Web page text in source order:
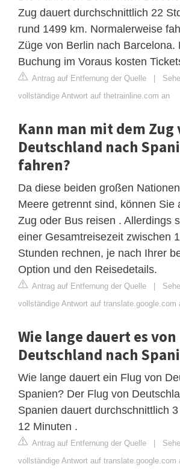
Zug dauert durchschnittlich 22
rund 1499 km. Normalerweise
Züge von Berlin nach Barcelona.
Buchung im Voraus kosten
Antrag auf Entfernung der Quelle |
vollständige Antwort auf thetrainline.com an
Kann man mit dem Zug
Deutschland nach
fahren?
Da diese beiden großen
Meere getrennt sind, können Sie
Zug oder Bus reisen . Allerdings
einer Gesamtreisezeit zwischen
Stunden rechnen, je nach Ihrer
Option und den Reisedetails.
Antrag auf Entfernung der Quelle |
vollständige Antwort auf translate.google.com
Wie lange dauert es von
Deutschland nach
Wie lange dauert ein Flug von
Spanien? Der Flug von
Spanien dauert durchschnittlich
12 Minuten .
Antrag auf Entfernung der Quelle |
vollständige Antwort auf translate.google.com